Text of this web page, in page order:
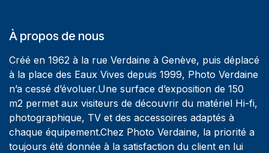
À propos de nous
Créé en 1962 à la rue Verdaine à Genève, puis déplacé
à la place des Eaux Vives depuis 1999, Photo Verdaine
n’a cessé d’évoluer.Une surface d’exposition de 150
m2 permet aux visiteurs de découvrir du matériel Hi-fi,
photographique, TV et des accessoires adaptés à
chaque équipement.Chez Photo Verdaine, la priorité a
toujours été donnée à la satisfaction du client en lui